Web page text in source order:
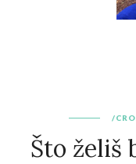
/
Što želiš